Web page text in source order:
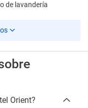
de lavandería
Orient?